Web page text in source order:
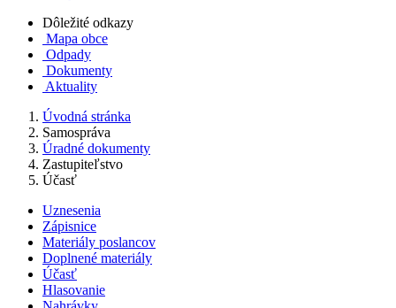
Dôležité odkazy
Mapa obce
Odpady
Dokumenty
Aktuality
Úvodná stránka
Samospráva
Úradné dokumenty
Zastupiteľstvo
Účasť
Uznesenia
Zápisnice
Materiály poslancov
Doplnené materiály
Účasť
Hlasovanie